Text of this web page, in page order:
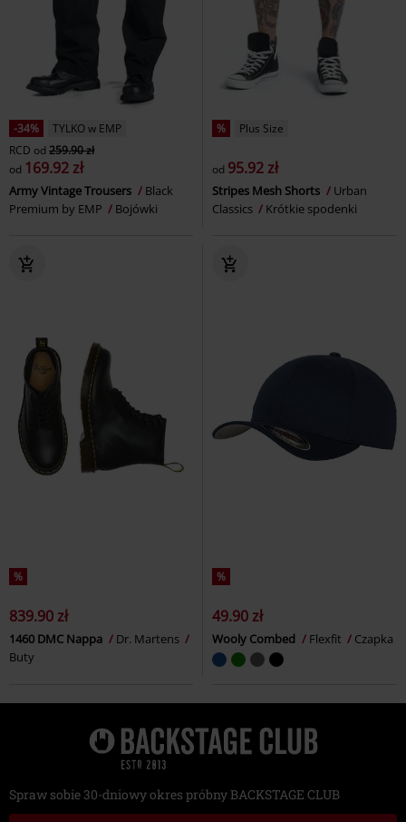
-34%
TYLKO w EMP
RCD od 259.90 zł
od 169.92 zł
Army Vintage Trousers
Black
Premium by EMP
Bojówki
% Plus Size
od 95.92 zł
Stripes Mesh Shorts
Urban
Classics
Krótkie spodenki
%
839.90 zł
1460 DMC Nappa
Dr. Martens
Buty
%
49.90 zł
Wooly Combed Flexfit Czapka
Spraw sobie 30-dniowy okres próbny BACKSTAGE CLUB